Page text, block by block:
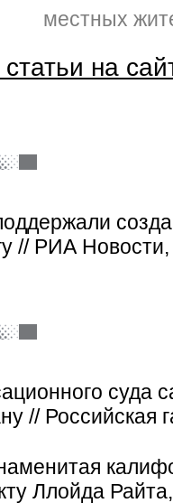
местных
на
// РИА
суда
// Российская
Ллойда